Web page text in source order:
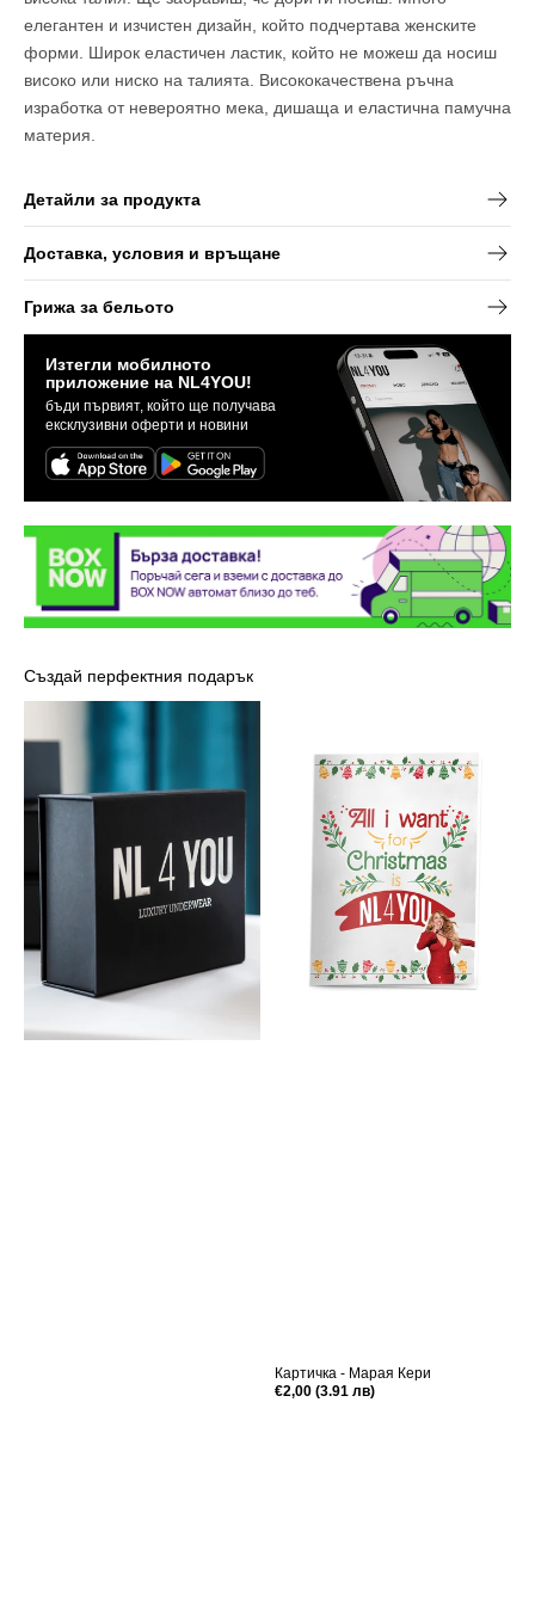
талия
висока
талия
елегантен и изчистен дизайн, който подчертава женските
форми. Широк еластичен ластик, който не можеш да носиш
високо или ниско на талията. Висококачествена ръчна
изработка от невероятно мека, дишаща и еластична памучна
материя.
Детайли за продукта
Доставка, условия и връщане
Грижа за бельото
Изтегли мобилното
приложение на NL4YOU!
бъди първият, който ще получава
ексклузивни оферти и новини
Създай перфектния подарък
кутия
Марая
Картичка - Марая Кери
Редовна
€2,00 (3.91 лв)